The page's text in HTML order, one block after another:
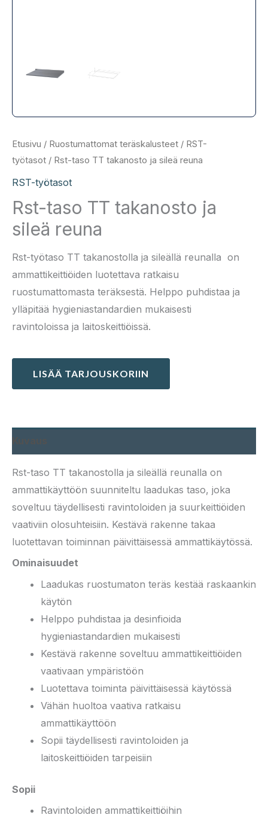
Etusivu / Ruostumattomat teräskalusteet / RST-
työtasot / Rst-taso TT takanosto ja sileä reuna
RST-työtasot
Rst-taso TT takanosto ja
sileä reuna
Rst-työtaso TT takanostolla ja sileällä reunalla on
ammattikeittiöiden luotettava ratkaisu
ruostumattomasta teräksestä. Helppo puhdistaa ja
ylläpitää hygieniastandardien mukaisesti
ravintoloissa ja laitoskeittiöissä.
LISÄÄ TARJOUSKORIIN
Rst-taso TT takanostolla ja sileällä reunalla on
ammattikäyttöön suunniteltu laadukas taso, joka
soveltuu täydellisesti ravintoloiden ja suurkeittiöiden
vaativiin olosuhteisiin. Kestävä rakenne takaa
luotettavan toiminnan päivittäisessä ammattikäytössä.
Ominaisuudet
Laadukas ruostumaton teräs kestää raskaankin
käytön
Helppo puhdistaa ja desinfioida
hygieniastandardien mukaisesti
Kestävä rakenne soveltuu ammattikeittiöiden
vaativaan ympäristöön
Luotettava toiminta päivittäisessä käytössä
Vähän huoltoa vaativa ratkaisu
ammattikäyttöön
Sopii täydellisesti ravintoloiden ja
laitoskeittiöiden tarpeisiin
Sopii
Ravintoloiden ammattikeittiöihin